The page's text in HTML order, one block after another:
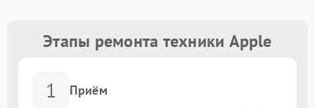
Этапы ремонта техники Apple
1 Приём